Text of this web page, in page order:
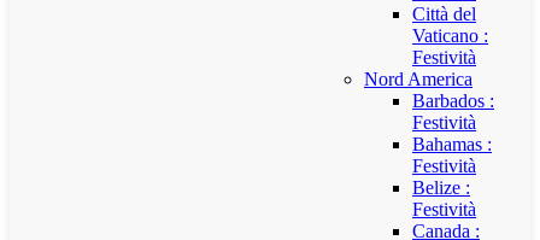
Città del
Vaticano :
Festività
Nord America
Barbados :
Festività
Bahamas :
Festività
Belize :
Festività
Canada :